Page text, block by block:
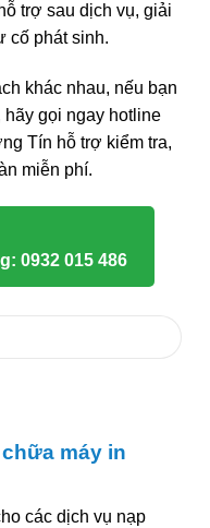
trợ sau dịch vụ, giải
cố phát sinh.
khác nhau, nếu bạn
gọi ngay hotline
Tín hỗ trợ kiểm tra,
miễn phí.
0932 015 486
máy in
các dịch vụ nạp